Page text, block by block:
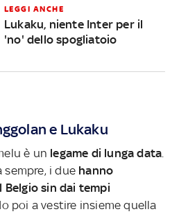
LEGGI ANCHE
Lukaku, niente Inter per il
'no' dello spogliatoio
e Lukaku
è un legame di lunga data
i due hanno
Belgio sin dai tempi
poi a vestire insieme quella